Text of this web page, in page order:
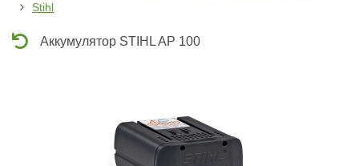
Stihl
Аккумулятор STIHL AP 100